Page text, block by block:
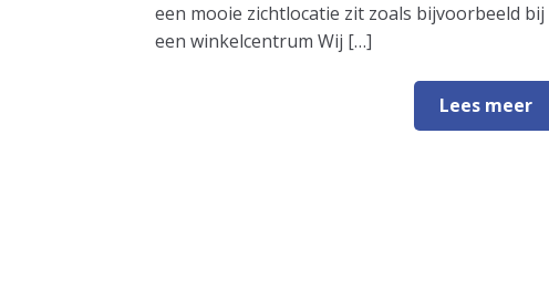
een mooie zichtlocatie zit zoals bijvoorbeeld bij
een winkelcentrum Wij […]
Lees meer